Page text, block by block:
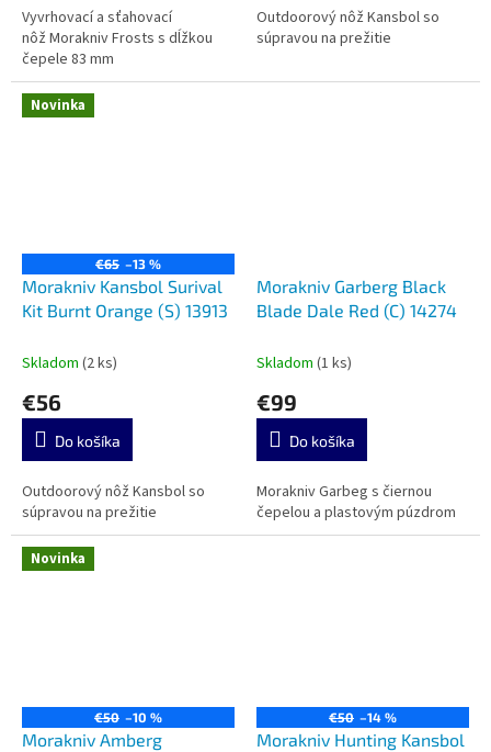
Vyvrhovací a sťahovací
nôž Morakniv Frosts s dĺžkou
čepele 83 mm
Outdoorový nôž Kansbol so
súpravou na prežitie
Novinka
€65 –13 %
Morakniv Kansbol Surival
Kit Burnt Orange (S) 13913
Skladom (2 ks)
€56
Do košíka
Outdoorový nôž Kansbol so
súpravou na prežitie
Morakniv Garberg Black
Blade Dale Red (C) 14274
Skladom (1 ks)
€99
Do košíka
Morakniv Garbeg s čiernou
čepelou a plastovým púzdrom
Novinka
€50 –10 %
Morakniv Amberg
€50 –14 %
Morakniv Hunting Kansbol